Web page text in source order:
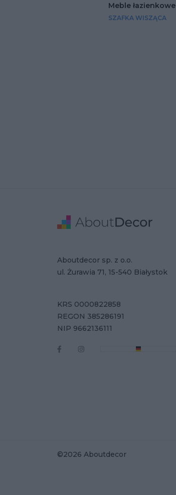
Meble łazienkowe
SZAFKA WISZĄCA
Adres
Aboutdecor sp. z o.o.
ul. Żurawia 71, 15-540 Białystok
Dane Firmy
KRS 0000822858
REGON 385286191
NIP 9662136111
©2026 Aboutdecor